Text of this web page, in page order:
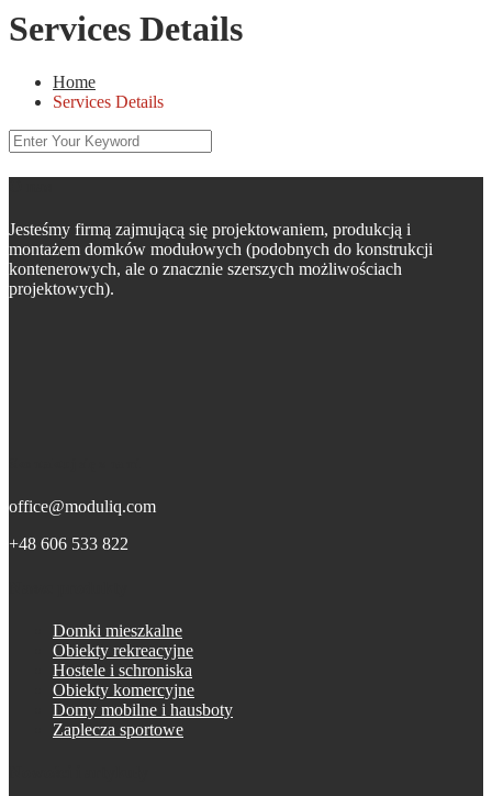
Services Details
Home
Services Details
Jesteśmy firmą zajmującą się projektowaniem, produkcją i
montażem domków modułowych (podobnych do konstrukcji
kontenerowych, ale o znacznie szerszych możliwościach
projektowych).
office@moduliq.com
+48 606 533 822
Domki mieszkalne
Obiekty rekreacyjne
Hostele i schroniska
Obiekty komercyjne
Domy mobilne i hausboty
Zaplecza sportowe